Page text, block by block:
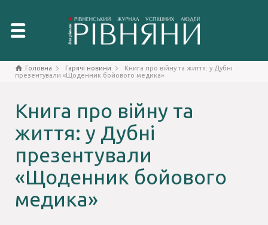
Головна Гарячі новини
Книга про війну та життя: у Дубні
презентували «Щоденник бойового медика»
Книга про війну та
життя: у Дубні
презентували
«Щоденник бойового
медика»